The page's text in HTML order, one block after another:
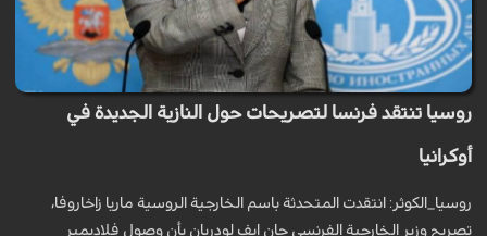
روسيا تنتقد فرنسا لتصريحات حول النازية الجديدة في
أوكرانيا
روسيا_الكوثر: انتقدت المتحدثة باسم الخارجية الروسية ماريا زاخاروفا،
تصريح وزير الخارجية الفرنسي جان إيف لودريان بأن وصول فلاديمير